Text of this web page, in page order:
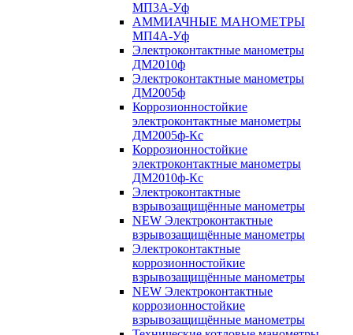
МП3А-Уф
АММИАЧНЫЕ МАНОМЕТРЫ
МП4А-Уф
Электроконтактные манометры
ДМ2010ф
Электроконтактные манометры
ДМ2005ф
Коррозионностойкие
электроконтактные манометры
ДМ2005ф-Кс
Коррозионностойкие
электроконтактные манометры
ДМ2010ф-Кс
Электроконтактные
взрывозащищённые манометры
NEW Электроконтактные
взрывозащищённые манометры
Электроконтактные
коррозионностойкие
взрывозащищённые манометры
NEW Электроконтактные
коррозионностойкие
взрывозащищённые манометры